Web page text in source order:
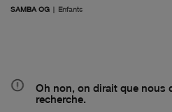
SAMBA OG | Enfants
Oh non, on dirait que nous
recherche.